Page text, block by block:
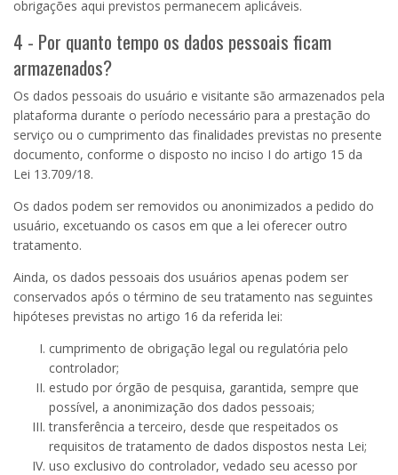
obrigações aqui previstos permanecem aplicáveis.
4 - Por quanto tempo os dados pessoais ficam
armazenados?
Os dados pessoais do usuário e visitante são armazenados pela
plataforma durante o período necessário para a prestação do
serviço ou o cumprimento das finalidades previstas no presente
documento, conforme o disposto no inciso I do artigo 15 da
Lei 13.709/18.
Os dados podem ser removidos ou anonimizados a pedido do
usuário, excetuando os casos em que a lei oferecer outro
tratamento.
Ainda, os dados pessoais dos usuários apenas podem ser
conservados após o término de seu tratamento nas seguintes
hipóteses previstas no artigo 16 da referida lei:
cumprimento de obrigação legal ou regulatória pelo
controlador;
estudo por órgão de pesquisa, garantida, sempre que
possível, a anonimização dos dados pessoais;
transferência a terceiro, desde que respeitados os
requisitos de tratamento de dados dispostos nesta Lei;
uso exclusivo do controlador, vedado seu acesso por